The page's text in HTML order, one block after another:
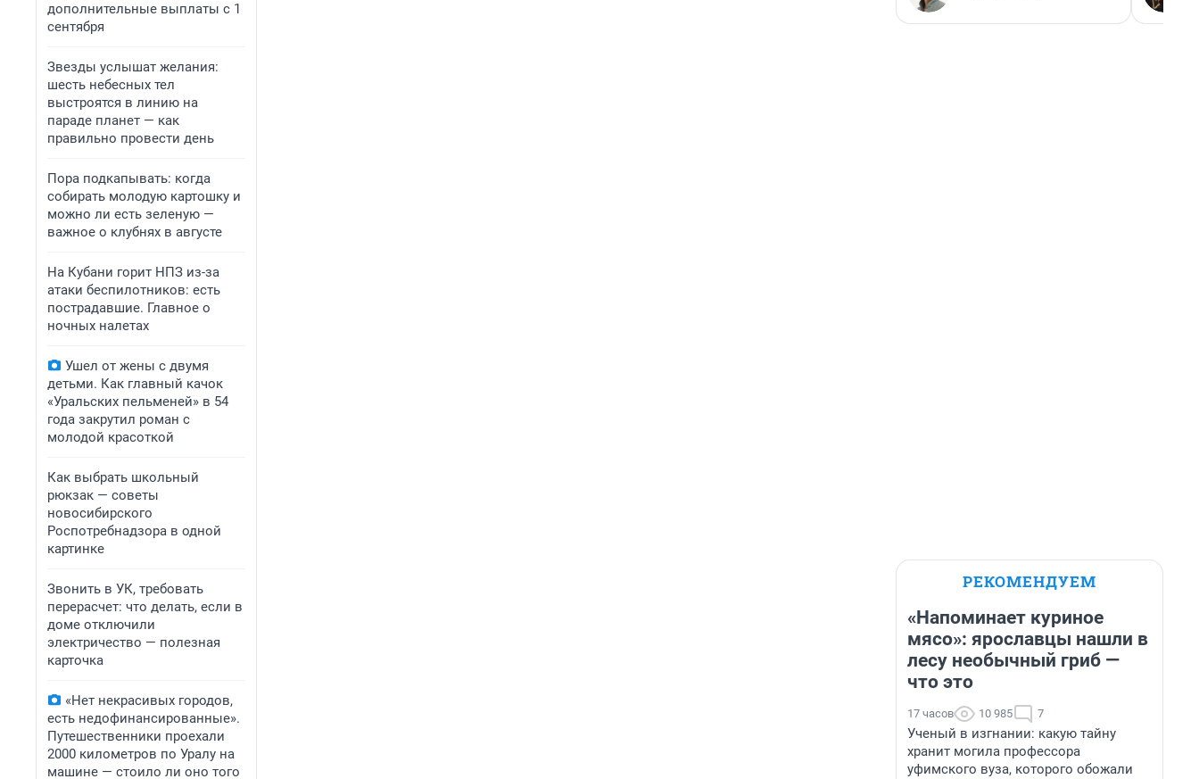
дополнительные выплаты с 1
сентября
Звезды услышат желания:
шесть небесных тел
выстроятся в линию на
параде планет — как
правильно провести день
Пора подкапывать: когда
собирать молодую картошку и
можно ли есть зеленую —
важное о клубнях в августе
На Кубани горит НПЗ из-за
атаки беспилотников: есть
пострадавшие. Главное о
ночных налетах
Ушел от жены с двумя
детьми. Как главный качок
«Уральских пельменей» в 54
года закрутил роман с
молодой красоткой
Как выбрать школьный
рюкзак — советы
новосибирского
Роспотребнадзора в одной
картинке
Звонить в УК, требовать
перерасчет: что делать, если в
доме отключили
электричество — полезная
карточка
«Нет некрасивых городов,
есть недофинансированные».
Путешественники проехали
2000 километров по Уралу на
машине — стоило ли оно того
РЕКОМЕНДУЕМ
«Напоминает куриное
мясо»: ярославцы нашли в
лесу необычный гриб —
что это
17 часов 10 985 7
Ученый в изгнании: какую тайну
хранит могила профессора
уфимского вуза, которого обожали